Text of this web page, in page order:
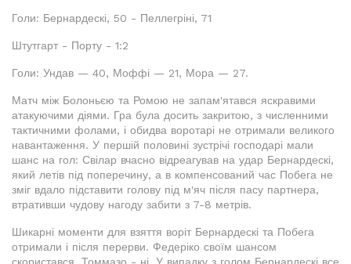
Голи: Бернардескі, 50 - Пеллегріні, 71
Штутгарт - Порту - 1:2
Голи: Ундав — 40, Моффі — 21, Мора — 27.
Матч між Болоньєю та Ромою не запам'ятався яскравими
атакуючими діями. Гра була досить закритою, з численними
тактичними фолами, і обидва воротарі не отримали великого
навантаження. У першій половині зустрічі господарі мали
шанс на гол: Свілар вчасно відреагував на удар Бернардескі,
який летів під поперечину, а в компенсований час Побега не
зміг вдало підставити голову під м'яч після пасу партнера,
втративши чудову нагоду забити з 7-8 метрів.
Шикарні моменти для взяття воріт Бернардескі та Побега
отримали і після перерви. Федеріко своїм шансом